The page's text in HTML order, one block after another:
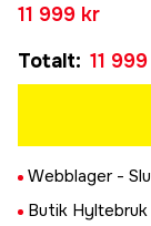
11 999 kr
Totalt: 11
Webblager -
Butik